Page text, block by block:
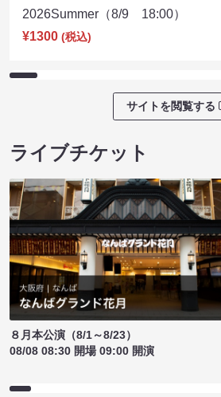
2026Summer（8/9 18:00）
¥1300 (税込)
サイトを閲覧する
ライブチケット
８月本公演（8/1～8/23）
08/08 08:30 開場 09:00 開演